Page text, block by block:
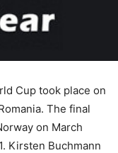
Cup took place on
The final
on March
Kirsten Buchmann